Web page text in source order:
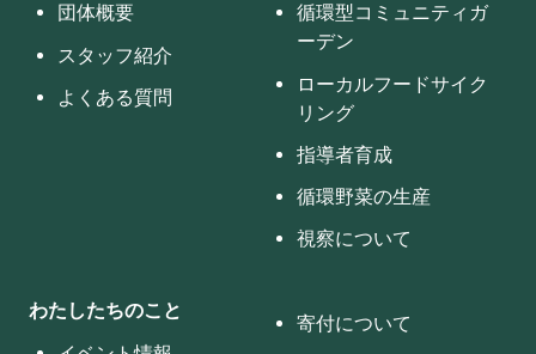
団体概要
スタッフ紹介
よくある質問
循環型コミュニティガ
ーデン
ローカルフードサイク
リング
指導者育成
循環野菜の生産
視察について
わたしたちのこと
寄付について